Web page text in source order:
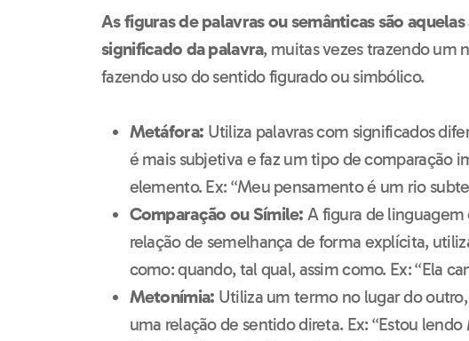
As figuras de palavras ou semânticas são aquelas
significado da palavra, muitas vezes trazendo um
fazendo uso do sentido figurado ou simbólico.
Metáfora: Utiliza palavras com significados
é mais subjetiva e faz um tipo de comparação
elemento. Ex: “Meu pensamento é um rio
Comparação ou Símile: A figura de linguagem
relação de semelhança de forma explícita,
como: quando, tal qual, assim como. Ex: “Ela
Metonímia: Utiliza um termo no lugar do
uma relação de sentido direta. Ex: “Estou lendo